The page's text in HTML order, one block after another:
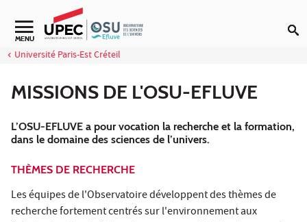
Aller au contenu
Navigation secondaire
MENU
Université Paris-Est Créteil
MISSIONS DE L'OSU-EFLUVE
L’OSU-EFLUVE a pour vocation la recherche et la formation,
dans le domaine des sciences de l’univers.
THÈMES DE RECHERCHE
Les équipes de l'Observatoire développent des thèmes de
recherche fortement centrés sur l'environnement aux